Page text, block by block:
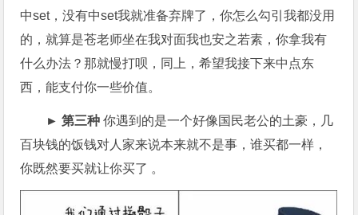
中set，没有中set我就准备弃牌了，你怎么勾引我都没用
的，就算是苍老师坐在我对面我也安之若素，你拿我有
什么办法？那就慢打呗，同上，希望我接下来中点东
西，能支付你一些价值。
► 第三种 你遇到的是一个好像国民老公的土豪，几
百块钱的饭钱对人家来说本来就不是事，谁买都一样，
你既然要买就让你买了 。